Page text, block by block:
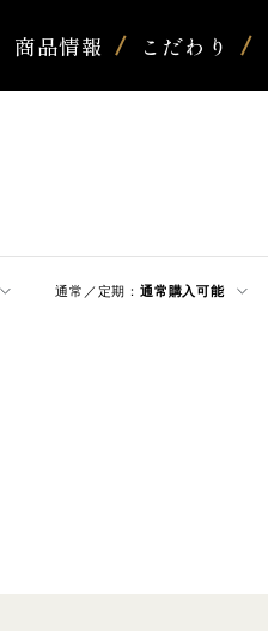
商品情報 こだわり
通常／定期： 通常購入可能